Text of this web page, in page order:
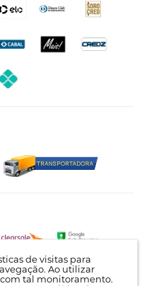
de visitas para
Ao utilizar
com tal monitoramento.